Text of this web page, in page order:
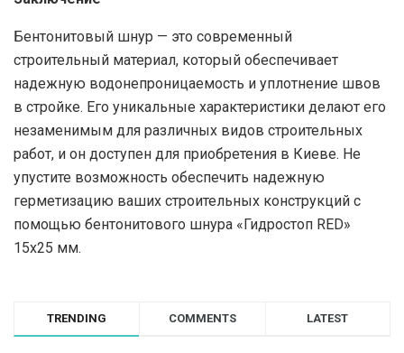
Бентонитовый шнур — это современный
строительный материал, который обеспечивает
надежную водонепроницаемость и уплотнение швов
в стройке. Его уникальные характеристики делают его
незаменимым для различных видов строительных
работ, и он доступен для приобретения в Киеве. Не
упустите возможность обеспечить надежную
герметизацию ваших строительных конструкций с
помощью бентонитового шнура «Гидростоп RED»
15х25 мм.
TRENDING COMMENTS LATEST